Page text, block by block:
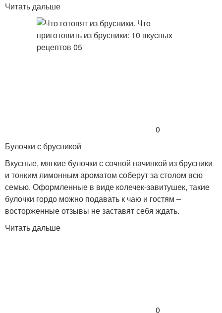
Читать дальше
0
Булочки с брусникой
Вкусные, мягкие булочки с сочной начинкой из брусники
и тонким лимонным ароматом соберут за столом всю
семью. Оформленные в виде колечек-завитушек, такие
булочки гордо можно подавать к чаю и гостям –
восторженные отзывы не заставят себя ждать.
Читать дальше
0